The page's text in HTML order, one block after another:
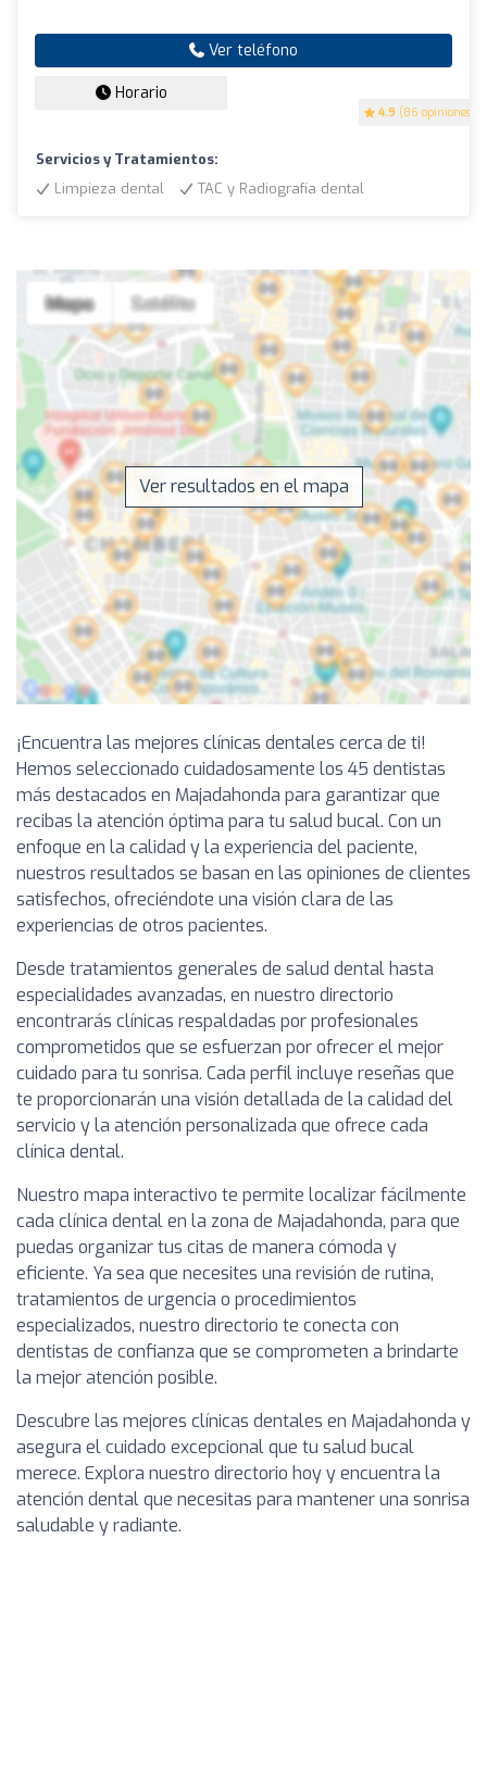
4.9 (86 opiniones)
Ver teléfono
Horario
Servicios y Tratamientos:
Limpieza dental
TAC y Radiografía dental
Ver resultados en el mapa
¡Encuentra las mejores clínicas dentales cerca de ti!
Hemos seleccionado cuidadosamente los 45 dentistas
más destacados en Majadahonda para garantizar que
recibas la atención óptima para tu salud bucal. Con un
enfoque en la calidad y la experiencia del paciente,
nuestros resultados se basan en las opiniones de clientes
satisfechos, ofreciéndote una visión clara de las
experiencias de otros pacientes.
Desde tratamientos generales de salud dental hasta
especialidades avanzadas, en nuestro directorio
encontrarás clínicas respaldadas por profesionales
comprometidos que se esfuerzan por ofrecer el mejor
cuidado para tu sonrisa. Cada perfil incluye reseñas que
te proporcionarán una visión detallada de la calidad del
servicio y la atención personalizada que ofrece cada
clínica dental.
Nuestro mapa interactivo te permite localizar fácilmente
cada clínica dental en la zona de Majadahonda, para que
puedas organizar tus citas de manera cómoda y
eficiente. Ya sea que necesites una revisión de rutina,
tratamientos de urgencia o procedimientos
especializados, nuestro directorio te conecta con
dentistas de confianza que se comprometen a brindarte
la mejor atención posible.
Descubre las mejores clínicas dentales en Majadahonda y
asegura el cuidado excepcional que tu salud bucal
merece. Explora nuestro directorio hoy y encuentra la
atención dental que necesitas para mantener una sonrisa
saludable y radiante.